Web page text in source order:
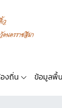
งถิ่น ข้อมูลพื้